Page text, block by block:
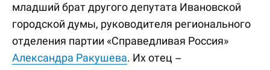
младший брат другого депутата Ивановской
городской думы, руководителя регионального
отделения партии «Справедливая Россия»
Александра Ракушева. Их отец –